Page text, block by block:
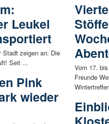
Leukel
Stadt zeigen an: Die
Seit ...
Pink
wieder
Vom 17.
Freunde